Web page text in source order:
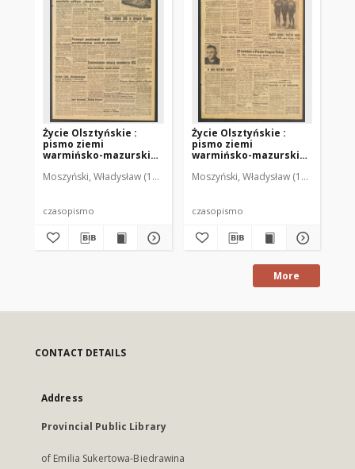
Życie Olsztyńskie :
pismo ziemi
warmińsko-mazurskiej,
Moszyński, Władysław (1922-2001). Red. Mroczkowski, Włodzimierz
czasopismo
Życie Olsztyńskie :
pismo ziemi
warmińsko-mazurskiej,
Moszyński, Władysław (1922-2001).
czasopismo
More
CONTACT DETAILS
Address
Provincial Public Library
of Emilia Sukertowa-Biedrawina